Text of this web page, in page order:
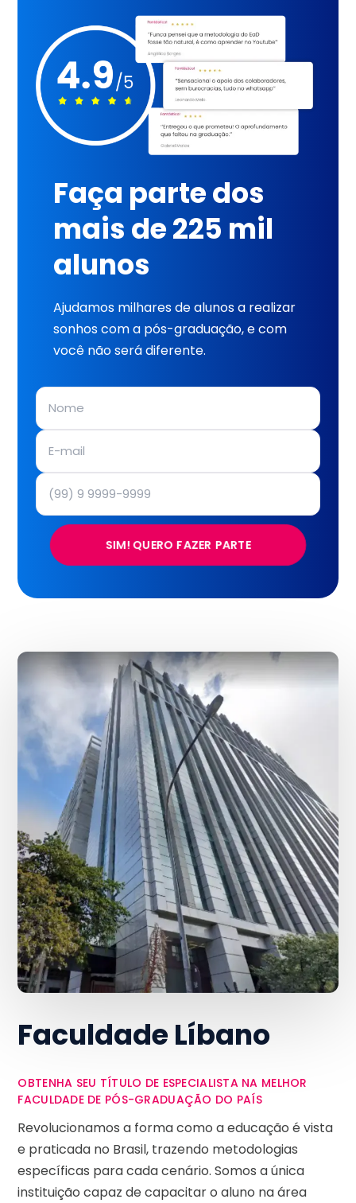
Faça parte dos
mais de 225 mil
alunos
Ajudamos milhares de alunos a realizar
sonhos com a pós-graduação, e com
você não será diferente.
SIM! QUERO FAZER PARTE
Faculdade Líbano
OBTENHA SEU TÍTULO DE ESPECIALISTA NA MELHOR
FACULDADE DE PÓS-GRADUAÇÃO DO PAÍS
Revolucionamos a forma como a educação é vista
e praticada no Brasil, trazendo metodologias
específicas para cada cenário. Somos a única
instituição capaz de capacitar o aluno na área